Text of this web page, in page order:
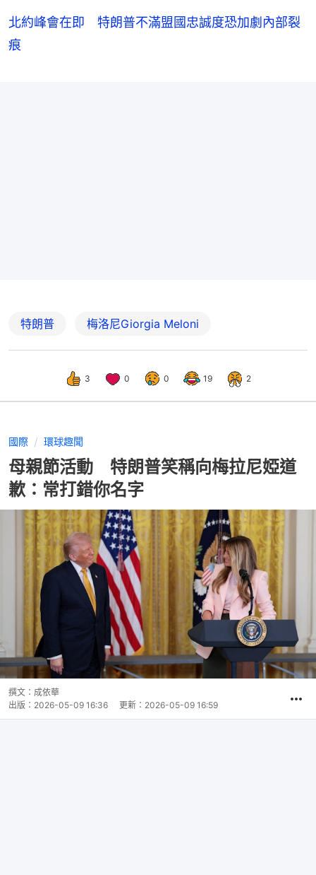
北約峰會在即 特朗普不滿盟國忠誠度恐加劇內部裂
痕
特朗普 梅洛尼Giorgia Meloni
3 0 0 19 2
國際 環球趣聞
母親節活動 特朗普笑稱向梅拉尼婭道
歉：常打錯你名字
撰文： 成依華
出版： 2026-05-09 16:36 更新： 2026-05-09 16:59